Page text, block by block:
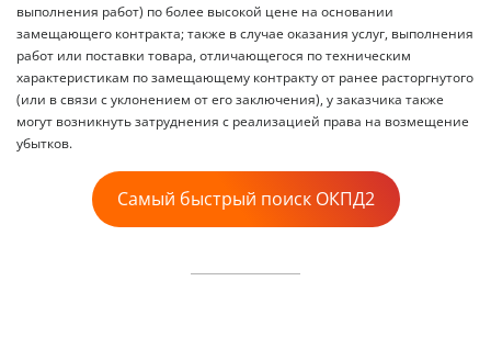
выполнения работ) по более высокой цене на основании
замещающего контракта; также в случае оказания услуг, выполнения
работ или поставки товара, отличающегося по техническим
характеристикам по замещающему контракту от ранее расторгнутого
(или в связи с уклонением от его заключения), у заказчика также
могут возникнуть затруднения с реализацией права на возмещение
убытков.
Самый быстрый поиск ОКПД2